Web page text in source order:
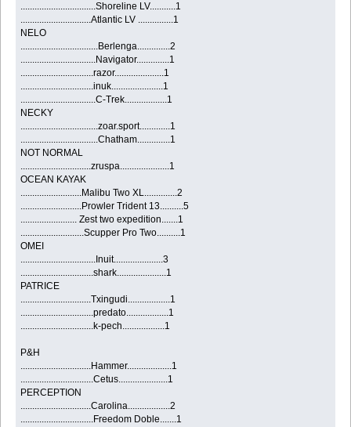
................................Shoreline LV...........1
..............................Atlantic LV ...............1
NELO
.................................Berlenga..............2
................................Navigator..............1
...............................razor.....................1
...............................inuk......................1
................................C-Trek..................1
NECKY
.................................zoar.sport.............1
.................................Chatham..............1
NOT NORMAL
..............................zruspa.....................1
OCEAN KAYAK
..........................Malibu Two XL..............2
..........................Prowler Trident 13..........5
........................ Zest two expedition.......1
...........................Scupper Pro Two..........1
OMEI
................................Inuit.....................3
...............................shark.....................1
PATRICE
..............................Txingudi..................1
...............................predato..................1
...............................k-pech..................1
P&H
..............................Hammer...................1
...............................Cetus.....................1
PERCEPTION
..............................Carolina..................2
...............................Freedom Doble.......1